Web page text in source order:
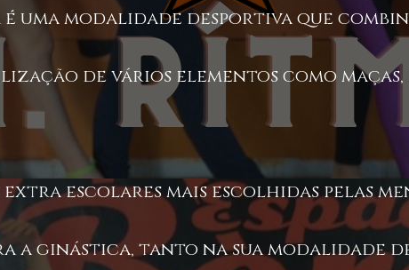
uma modalidade desportiva que
de vários elementos como
escolares mais escolhidas pelas
a ginástica, tanto na sua modalidade